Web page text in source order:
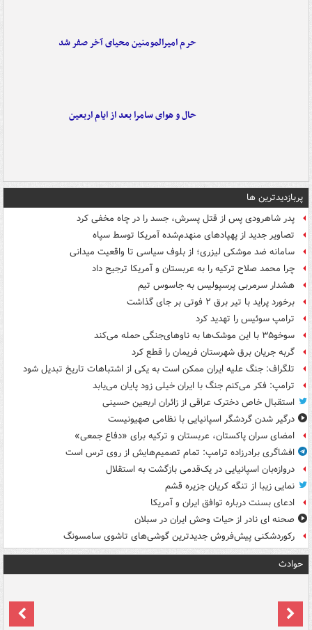
حرم امیرالمومنین محیای آخر صفر شد
حال و هوای سامرا بعد از ایام اربعین
پربازدیدترین ها
پدر شاهرودی پس از قتل پسرش، جسد را در چاه مخفی کرد
تصاویر جدید از پهپادهای منهدم‌شده آمریکا توسط سپاه
سامانه ضد موشکی لیزری؛ از بلوف سیاسی تا واقعیت میدانی
چرا محمد صلاح ترکیه را به عربستان و آمریکا ترجیح داد
هشدار سرمربی پرسپولیس به جاسوس تیم
برخورد پراید با تیر برق ۲ فوتی بر جای گذاشت
ترامپ سوئیس را تهدید کرد
سوخو۳۵ با این موشک‌ها به ناوهای‌جنگی حمله می‌کند
گربه جریان برق شهرستان فریمان را قطع کرد
تلگراف: جنگ علیه ایران ممکن است به یکی از اشتباهات تاریخ تبدیل شود
ترامپ: فکر می‌کنم جنگ با ایران خیلی زود پایان می‌یابد
استقبال خاص دخترک عراقی از زائران اربعین حسینی
درگیر شدن گردشگر اسپانیایی با نظامی صهیونیست
امضای سران پاکستان، عربستان و ترکیه برای «دفاع جمعی»
افشاگری برادرزاده ترامپ: تمام تصمیم‌هایش از روی ترس است
دروازه‌بان اسپانیایی در یک‌قدمی بازگشت به استقلال
نمایی زیبا از تنگه کریان جزیره قشم
ادعای بسنت درباره توافق ایران و آمریکا
صحنه ای نادر از حیات وحش ایران در سبلان
رکوردشکنی پیش‌فروش جدیدترین گوشی‌های تاشوی سامسونگ
حوادث